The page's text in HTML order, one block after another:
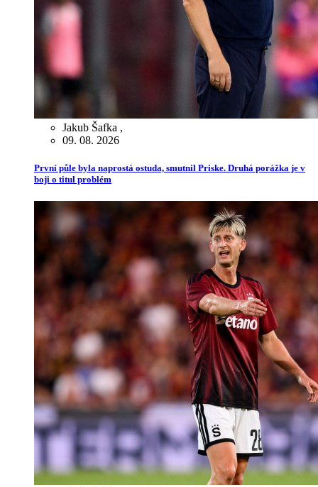
Jakub Šafka ,
09. 08. 2026
První půle byla naprostá ostuda, smutnil Priske. Druhá porážka je v
boji o titul problém